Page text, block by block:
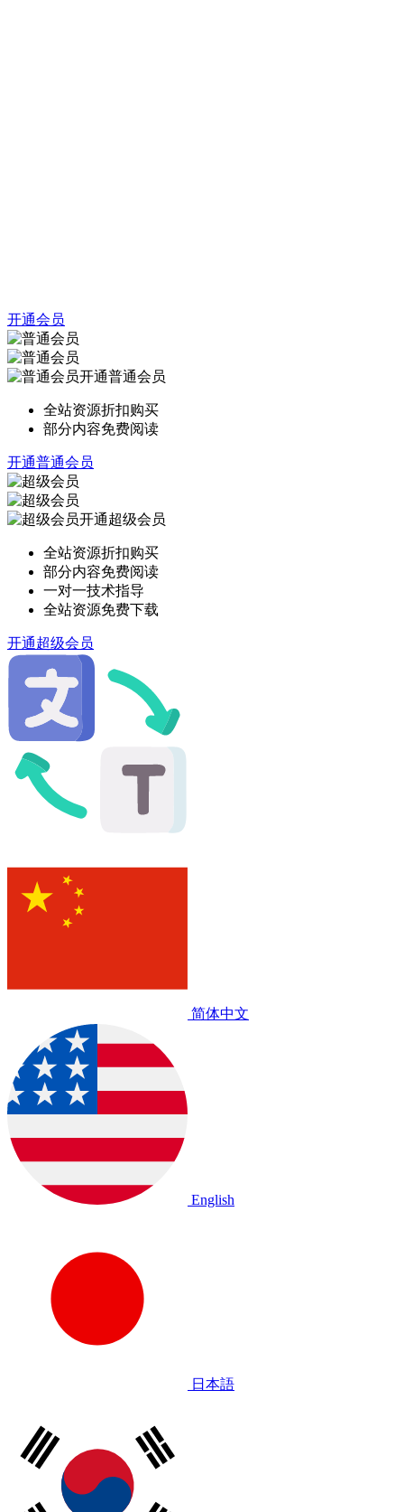
开通会员
开通普通会员
全站资源折扣购买
部分内容免费阅读
开通普通会员
开通超级会员
全站资源折扣购买
部分内容免费阅读
一对一技术指导
全站资源免费下载
开通超级会员
简体中文
English
日本語